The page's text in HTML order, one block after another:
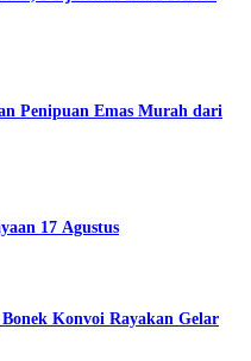
Penipuan Emas Murah dari
17 Agustus
Konvoi Rayakan Gelar